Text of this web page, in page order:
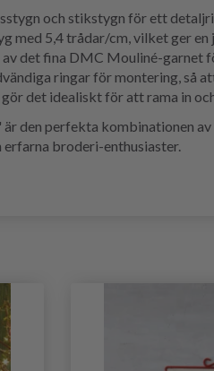
och stikstygn för ett
med 5,4 trådar/cm, vilket ger
det fina DMC Mouliné-garnet
ringar för montering, så
det idealiskt för att rama in
den perfekta kombinationen
broderi-enthusiaster.